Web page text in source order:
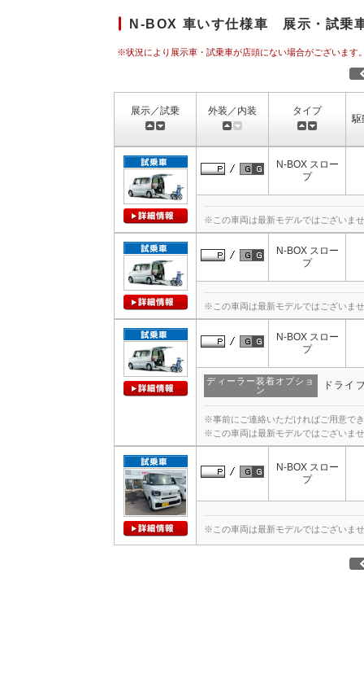
N-BOX 車いす仕様車 展示・試乗
※状況により展示車・試乗車が店頭にない場合がございます
展示／試乗 外装／内装 タイプ
駆
N-BOX スロー
プ
※この車両は最新モデルではございま
N-BOX スロー
プ
※この車両は最新モデルではございま
N-BOX スロー
プ
ディーラー装着オプショ
ン
ドライ
※事前にご連絡いただければご用意で
※この車両は最新モデルではございま
N-BOX スロー
プ
※この車両は最新モデルではございま